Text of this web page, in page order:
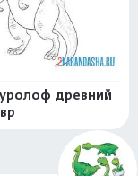
древний